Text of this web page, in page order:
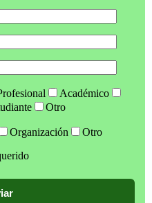
Académico
Otro
Organización
Otro